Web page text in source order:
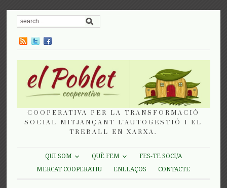
COOPERATIVA PER LA TRANSFORMACIÓ
SOCIAL MITJANÇANT L'AUTOGESTIÓ I EL
TREBALL EN XARXA.
QUI SOM QUÈ FEM
FES-TE SOCI/A
MERCAT COOPERATIU
ENLLAÇOS CONTACTE